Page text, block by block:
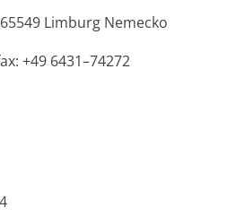
Limburg Nemecko
+49 6431–74272